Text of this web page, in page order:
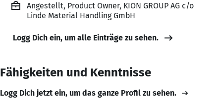
Angestellt, Product Owner, KION GROUP AG c/o
Linde Material Handling GmbH
Logg Dich ein, um alle Einträge zu sehen.
Fähigkeiten und Kenntnisse
Logg Dich jetzt ein, um das ganze Profil zu sehen.